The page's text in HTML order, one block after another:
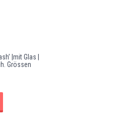
|mit Glas |
Grössen